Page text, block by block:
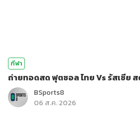
กีฬา
ถ่ายทอดสด ฟุตซอล ไทย Vs รัสเซีย
BSports8
06 ส.ค. 2026